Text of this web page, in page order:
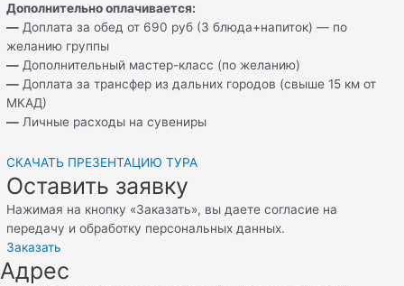
Дополнительно оплачивается:
— Доплата за обед от 690 руб (3 блюда+напиток) — по
желанию группы
— Дополнительный мастер-класс (по желанию)
— Доплата за трансфер из дальних городов (свыше 15 км от
МКАД)
— Личные расходы на сувениры
СКАЧАТЬ ПРЕЗЕНТАЦИЮ ТУРА
Оставить заявку
Нажимая на кнопку «Заказать», вы даете согласие на
передачу и обработку персональных данных.
Заказать
Адрес